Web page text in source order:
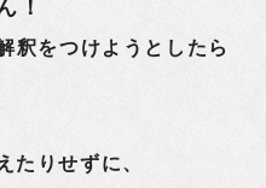
！
釈をつけようとしたら
たりせずに、